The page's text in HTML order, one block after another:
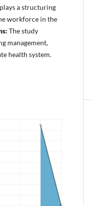
a structuring
workforce in the
The study
management,
health system.